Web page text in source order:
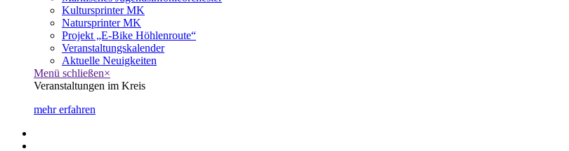
Kultursprinter MK
Natursprinter MK
Projekt „E-Bike Höhlenroute“
Veranstaltungskalender
Aktuelle Neuigkeiten
Menü schließen×
Veranstaltungen im Kreis
mehr erfahren